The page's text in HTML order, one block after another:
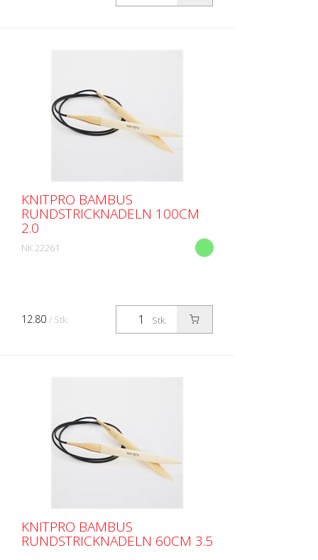
KNITPRO BAMBUS
RUNDSTRICKNADELN 100CM
2.0
NK 22261
Stk.
12.80 / Stk.
KNITPRO BAMBUS
RUNDSTRICKNADELN 60CM 3.5